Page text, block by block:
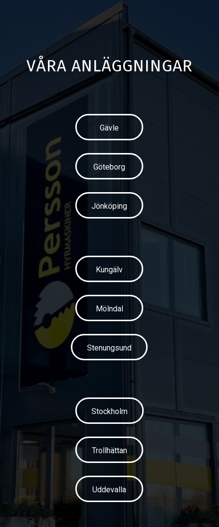
VÅRA ANLÄGGNINGAR
Gävle
Göteborg
Jönköping
Kungälv
Mölndal
Stenungsund
Stockholm
Trollhättan
Uddevalla